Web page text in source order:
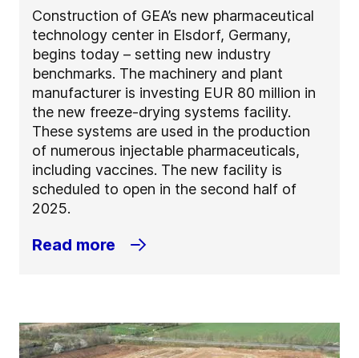
Construction of GEA’s new pharmaceutical
technology center in Elsdorf, Germany,
begins today – setting new industry
benchmarks. The machinery and plant
manufacturer is investing EUR 80 million in
the new freeze-drying systems facility.
These systems are used in the production
of numerous injectable pharmaceuticals,
including vaccines. The new facility is
scheduled to open in the second half of
2025.
Read more